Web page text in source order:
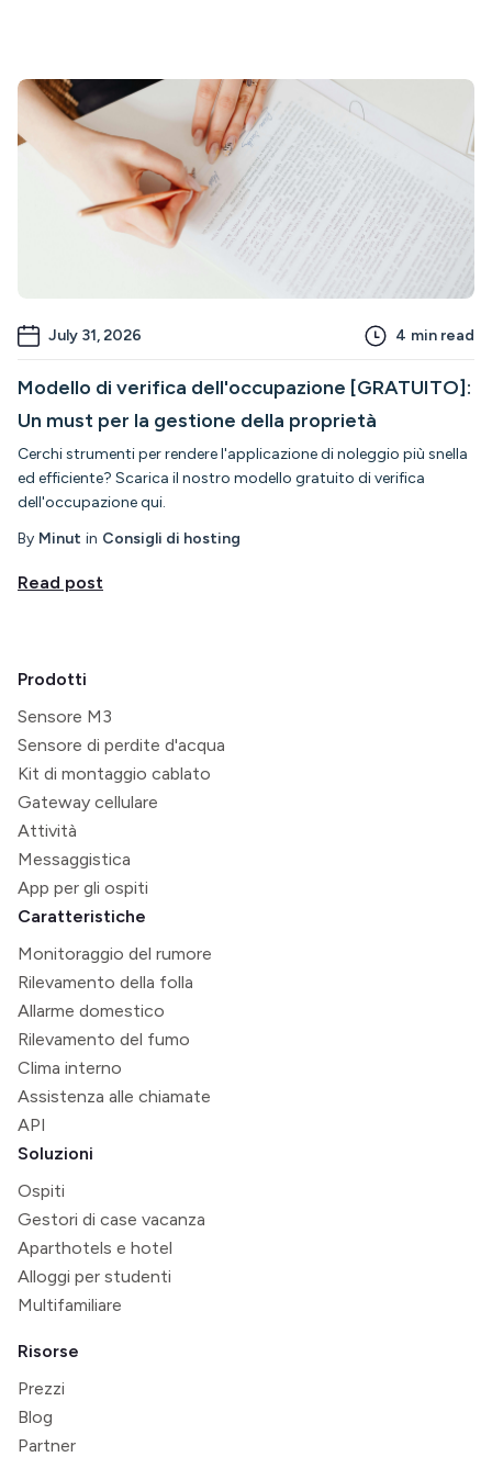
July 31, 2026 4 min read
Modello di verifica dell'occupazione [GRATUITO]:
Un must per la gestione della proprietà
Cerchi strumenti per rendere l'applicazione di noleggio più snella
ed efficiente? Scarica il nostro modello gratuito di verifica
dell'occupazione qui.
By Minut in Consigli di hosting
Read post
Prodotti
Sensore M3
Sensore di perdite d'acqua
Kit di montaggio cablato
Gateway cellulare
Attività
Messaggistica
App per gli ospiti
Caratteristiche
Monitoraggio del rumore
Rilevamento della folla
Allarme domestico
Rilevamento del fumo
Clima interno
Assistenza alle chiamate
API
Soluzioni
Ospiti
Gestori di case vacanza
Aparthotels e hotel
Alloggi per studenti
Multifamiliare
Risorse
Prezzi
Blog
Partner